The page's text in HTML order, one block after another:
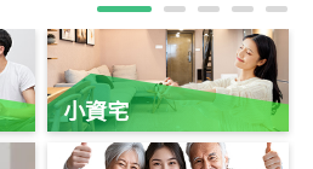
小資宅